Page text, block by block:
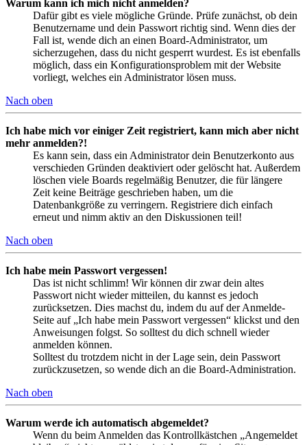
Warum kann ich mich nicht anmelden?
Dafür gibt es viele mögliche Gründe. Prüfe zunächst, ob dein
Benutzername und dein Passwort richtig sind. Wenn dies der
Fall ist, wende dich an einen Board-Administrator, um
sicherzugehen, dass du nicht gesperrt wurdest. Es ist ebenfalls
möglich, dass ein Konfigurationsproblem mit der Website
vorliegt, welches ein Administrator lösen muss.
Nach oben
Ich habe mich vor einiger Zeit registriert, kann mich aber nicht
mehr anmelden?!
Es kann sein, dass ein Administrator dein Benutzerkonto aus
verschieden Gründen deaktiviert oder gelöscht hat. Außerdem
löschen viele Boards regelmäßig Benutzer, die für längere
Zeit keine Beiträge geschrieben haben, um die
Datenbankgröße zu verringern. Registriere dich einfach
erneut und nimm aktiv an den Diskussionen teil!
Nach oben
Ich habe mein Passwort vergessen!
Das ist nicht schlimm! Wir können dir zwar dein altes
Passwort nicht wieder mitteilen, du kannst es jedoch
zurücksetzen. Dies machst du, indem du auf der Anmelde-
Seite auf „Ich habe mein Passwort vergessen“ klickst und den
Anweisungen folgst. So solltest du dich schnell wieder
anmelden können.
Solltest du trotzdem nicht in der Lage sein, dein Passwort
zurückzusetzen, so wende dich an die Board-Administration.
Nach oben
Warum werde ich automatisch abgemeldet?
Wenn du beim Anmelden das Kontrollkästchen „Angemeldet